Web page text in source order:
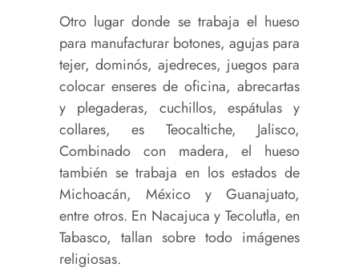
Otro lugar donde se trabaja el hueso
para manufacturar botones, agujas para
tejer, dominós, ajedreces, juegos para
colocar enseres de oficina, abrecartas
y plegaderas, cuchillos, espátulas y
collares, es Teocaltiche, Jalisco,
Combinado con madera, el hueso
también se trabaja en los estados de
Michoacán, México y Guanajuato,
entre otros. En Nacajuca y Tecolutla, en
Tabasco, tallan sobre todo imágenes
religiosas.